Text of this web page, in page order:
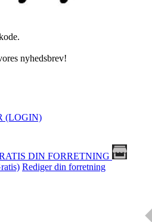
nyhedsbrev!
(LOGIN)
DIN FORRETNING
Rediger din forretning